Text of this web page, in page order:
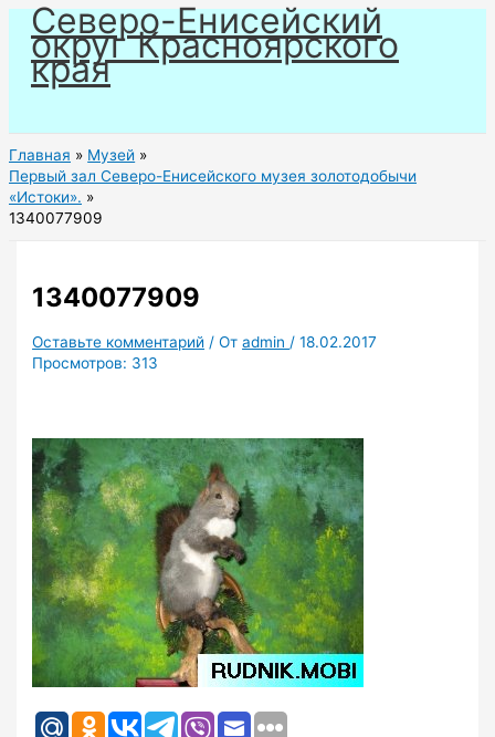
Перейти
содержимому
Северо-Енисейский
округ Красноярского
края
Главная
Музей
Первый зал Северо-Енисейского музея золотодобычи
«Истоки».
1340077909
1340077909
Оставьте комментарий / Отadmin /18.02.2017
Просмотров: 313